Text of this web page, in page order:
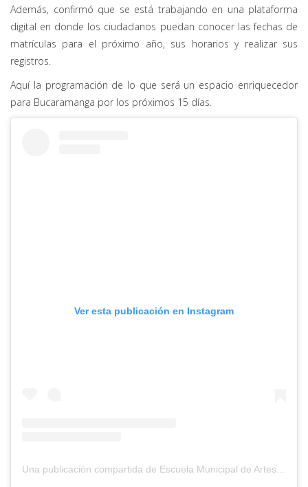
Además, confirmó que se está trabajando en una plataforma
digital en donde los ciudadanos puedan conocer las fechas de
matrículas para el próximo año, sus horarios y realizar sus
registros.
Aquí la programación de lo que será un espacio enriquecedor
para Bucaramanga por los próximos 15 días.
Ver esta publicación en Instagram
Una publicación compartida de Escuela Municipal de Artes y Oficios de Bucaramanga (@laemabga)